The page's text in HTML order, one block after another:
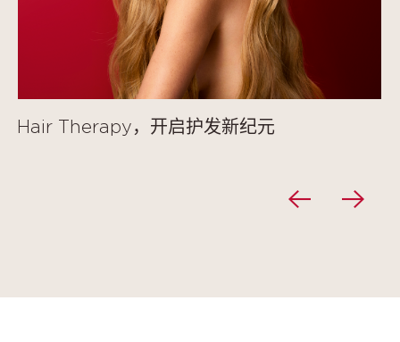
Hair Therapy，开启护发新纪元